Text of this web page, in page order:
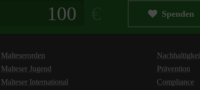
Spenden
Malteserorden
Malteser Jugend
Malteser International
Prävention
Compliance